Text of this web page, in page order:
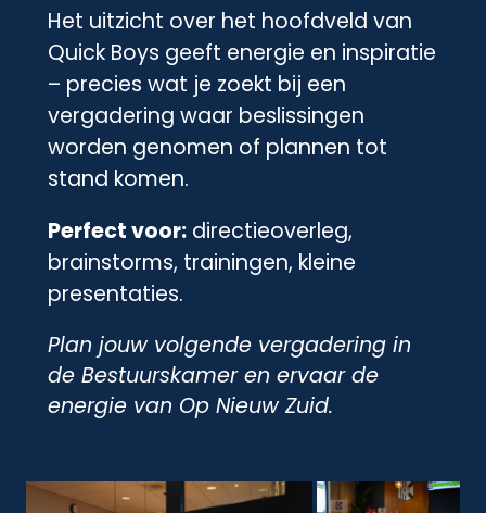
Het uitzicht over het hoofdveld van
Quick Boys geeft energie en inspiratie
– precies wat je zoekt bij een
vergadering waar beslissingen
worden genomen of plannen tot
stand komen.
Perfect voor:directieoverleg,
brainstorms, trainingen, kleine
presentaties.
Plan jouw volgende vergadering in
de Bestuurskamer en ervaar de
energie van Op Nieuw Zuid.